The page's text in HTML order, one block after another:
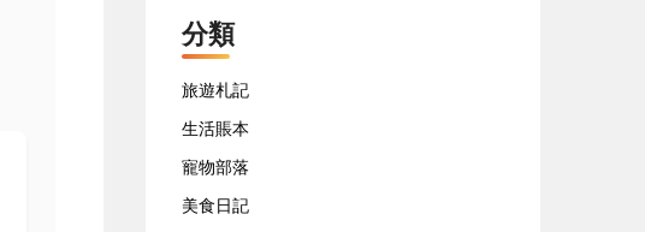
分類
旅遊札記
生活賬本
寵物部落
美食日記